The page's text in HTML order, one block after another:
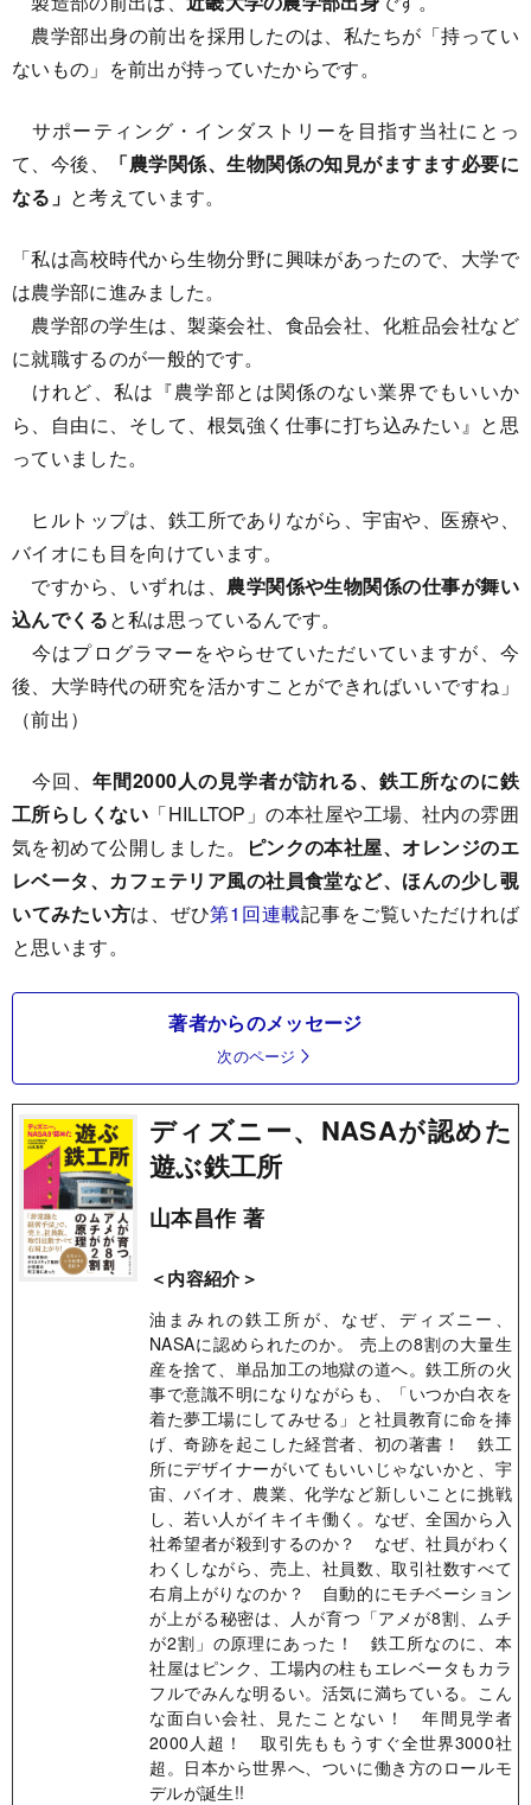
農学部出身の前出を採用したのは、私たちが「持ってい
ないもの」を前出が持っていたからです。
サポーティング・インダストリーを目指す当社にとっ
て、今後、
「農学関係、生物関係の知見がますます必要に
なる」 と考えています。
「私は高校時代から生物分野に興味があったので、大学で
は農学部に進みました。
農学部の学生は、製薬会社、食品会社、化粧品会社など
に就職するのが一般的です。
けれど、私は『農学部とは関係のない業界でもいいか
ら、自由に、そして、根気強く仕事に打ち込みたい』と思
っていました。
ヒルトップは、鉄工所でありながら、宇宙や、医療や、
バイオにも目を向けています。
ですから、いずれは、 農学関係や生物関係の仕事が舞い
込んでくると私は思っているんです。
今はプログラマーをやらせていただいていますが、今
後、大学時代の研究を活かすことができればいいですね」
（前出）
今回、 年間2000人の見学者が訪れる、鉄工所なのに鉄
工所らしくない 「HILLTOP」の本社屋や工場、社内の雰囲
気を初めて公開しました。
ピンクの本社屋、オレンジのエ
レベータ、カフェテリア風の社員食堂など、ほんの少し覗
いてみたい方は、ぜひ第1回連載記事をご覧いただければ
と思います。
著者からのメッセージ
次のページ
ディズニー、NASAが認めた
遊ぶ鉄工所
山本昌作 著
＜内容紹介＞
油まみれの鉄工所が、なぜ、ディズニー、
NASAに認められたのか。 売上の8割の大量生
産を捨て、単品加工の地獄の道へ。鉄工所の火
事で意識不明になりながらも、「いつか白衣を
着た夢工場にしてみせる」と社員教育に命を捧
げ、奇跡を起こした経営者、初の著書！ 鉄工
所にデザイナーがいてもいいじゃないかと、宇
宙、バイオ、農業、化学など新しいことに挑戦
し、若い人がイキイキ働く。なぜ、全国から入
社希望者が殺到するのか？ なぜ、社員がわく
わくしながら、売上、社員数、取引社数すべて
右肩上がりなのか？ 自動的にモチベーション
が上がる秘密は、人が育つ「アメが8割、ムチ
が2割」の原理にあった！ 鉄工所なのに、本
社屋はピンク、工場内の柱もエレベータもカラ
フルでみんな明るい。活気に満ちている。こん
な面白い会社、見たことない！ 年間見学者
2000人超！ 取引先ももうすぐ全世界3000社
超。日本から世界へ、ついに働き方のロールモ
デルが誕生!!